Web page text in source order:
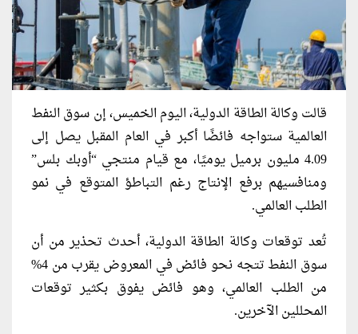
قالت وكالة الطاقة الدولية، اليوم الخميس، إن سوق النفط
العالمية ستواجه فائضًا أكبر في العام المقبل يصل إلى
4.09 مليون برميل يوميًا، مع قيام منتجي “أوبك بلس”
ومنافسيهم برفع الإنتاج رغم التباطؤ المتوقع في نمو
الطلب العالمي.
تُعد توقعات وكالة الطاقة الدولية، أحدث تحذير من أن
سوق النفط تتجه نحو فائض في المعروض يقرب من 4%
من الطلب العالمي، وهو فائض يفوق بكثير توقعات
المحللين الآخرين.